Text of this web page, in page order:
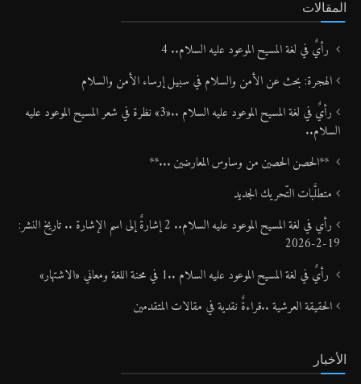
المقالات
رأيٌ في لغة المسيح الموعود عليه السلام.. 4
الهجرة: بحث عن الأمن والسلام في سبيل إرساء الأمن والسلام
رأيٌ في لغة المسيح الموعود عليه السلام ..«3» نظرة في شعر المسيح الموعود عليه
السلام..
**الحصن الحصين من وساوس المعارضين ...**
متطلَّبات التّحريك الجديد
رأي في لغة المسيح الموعود عليه السلام.. 2 إشارةٌ إلى اسم الإشارة .. تاريخ النشر:
19-2-2026
رأيٌ في لغة المسيح الموعود عليه السلام ..1 في محنة اللغة ومعاني «الاشتهار»
الحقيقة العرشية ..قراءةٌ نقدية في مقالات المتقدمين
الأخبار